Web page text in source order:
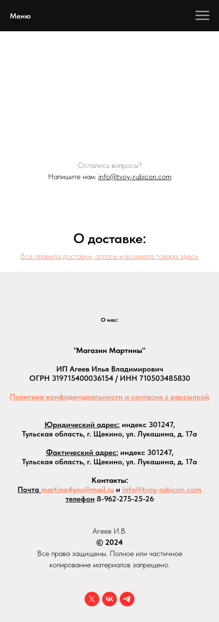
Меню
Остались вопросы?
Напишите нам: info@tvoy-rubicon.com
О доставке:
Все правила доставки, оплаты и возврата товара здесь
О нас:
"Магазин Мартины"
ИП Агеев Илья Владимирович
ОГРН 319715400036154 / ИНН 710503485830
Политика конфиденциальности и согласия с рассылкой
Юридический адрес: индекс 301247,
Тульская область, г. Щекино, ул. Лукашина, д. 17а
Фактический адрес: индекс 301247,
Тульская область, г. Щекино, ул. Лукашина, д. 17а
Контакты:
Почта martina4you@mail.ru и info@tvoy-rubicon.com
телефон 8-962-275-25-26
Агеев И.В.
© 2024
Все права защищены. Полное или частичное
копирование материалов запрещено.